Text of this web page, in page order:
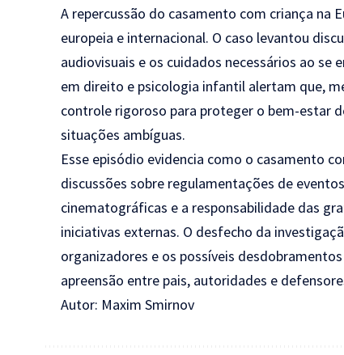
A repercussão do casamento com criança na
europeia e internacional. O caso levantou
audiovisuais e os cuidados necessários ao
em direito e psicologia infantil alertam que,
controle rigoroso para proteger o bem-estar
situações ambíguas.
Esse episódio evidencia como o casamento
discussões sobre regulamentações de
cinematográficas e a responsabilidade das
iniciativas externas. O desfecho da
organizadores e os possíveis
apreensão entre pais, autoridades e
Autor: Maxim Smirnov